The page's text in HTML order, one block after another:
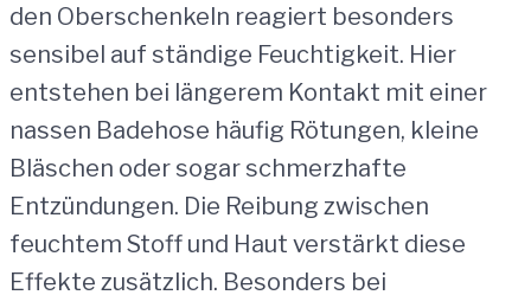
den Oberschenkeln reagiert besonders
sensibel auf ständige Feuchtigkeit. Hier
entstehen bei längerem Kontakt mit einer
nassen Badehose häufig Rötungen, kleine
Bläschen oder sogar schmerzhafte
Entzündungen. Die Reibung zwischen
feuchtem Stoff und Haut verstärkt diese
Effekte zusätzlich. Besonders bei